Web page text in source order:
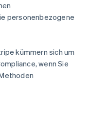
personenbezogene
kümmern sich um
wenn Sie